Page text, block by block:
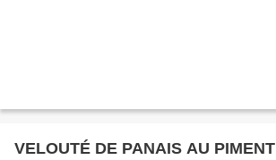
VELOUTÉ DE PANAIS AU PIMENT